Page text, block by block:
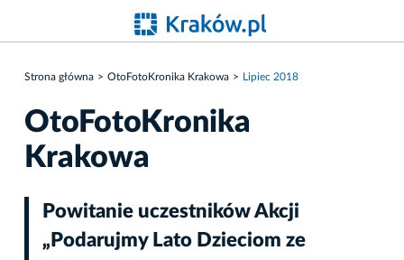
Strona główna OtoFotoKronika Krakowa Lipiec 2018
OtoFotoKronika
Krakowa
Powitanie uczestników Akcji
„Podarujmy Lato Dzieciom ze